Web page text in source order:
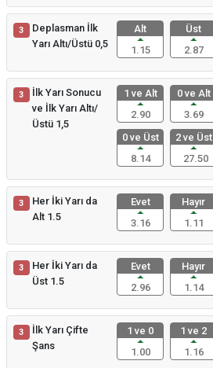
3
Deplasman İlk
Yarı Altı/Üstü 0,5
Alt
1.15
Üst
2.87
3
İlk Yarı Sonucu
ve İlk Yarı Altı/
Üstü 1,5
1 ve Alt
2.90
0 ve Alt
3.69
0 ve Üst
8.14
2 ve Üst
27.50
3
Her İki Yarı da
Alt 1.5
Evet
3.16
Hayır
1.11
3
Her İki Yarı da
Üst 1.5
Evet
2.96
Hayır
1.14
3
İlk Yarı Çifte
Şans
1 ve 0
1.00
1 ve 2
1.16